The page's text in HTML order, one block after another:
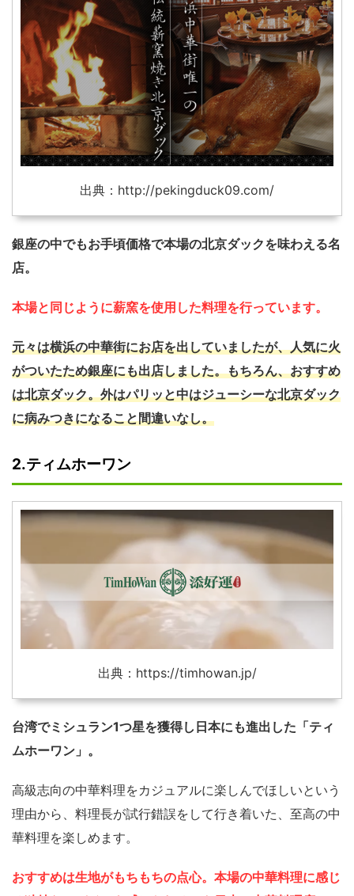
出典：http://pekingduck09.com/
銀座の中でもお手頃価格で本場の北京ダックを味わえる名
店。
本場と同じように薪窯を使用した料理を行っています。
元々は横浜の中華街にお店を出していましたが、人気に火
がついたため銀座にも出店しました。もちろん、おすすめ
は北京ダック。外はパリッと中はジューシーな北京ダック
に病みつきになること間違いなし。
2.ティムホーワン
出典：https://timhowan.jp/
台湾でミシュラン1つ星を獲得し日本にも進出した「ティ
ムホーワン」。
高級志向の中華料理をカジュアルに楽しんでほしいという
理由から、料理長が試行錯誤をして行き着いた、至高の中
華料理を楽しめます。
おすすめは生地がもちもちの点心。本場の中華料理に感じ